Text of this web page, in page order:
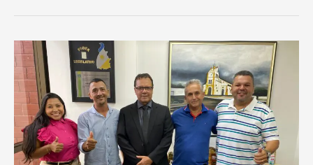
Dilan
do
S
integra
comitiva
em
visita